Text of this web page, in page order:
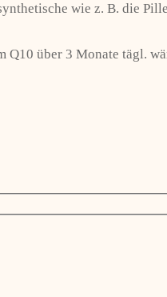
wie z. B. die
über 3 Monate tägl.